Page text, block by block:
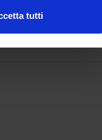
che hai fornito loro o
tutti